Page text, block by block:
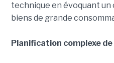
technique en évoquant
biens de grande
Planification complexe